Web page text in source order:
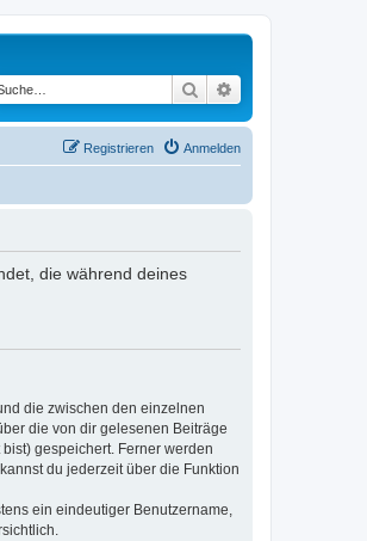
Suche
Anmelden
Registrieren
die während deines
die zwischen den einzelnen
die von dir gelesenen Beiträge
gespeichert. Ferner werden
du jederzeit über die Funktion
ein eindeutiger Benutzername,